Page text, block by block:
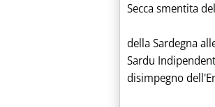
Secca smentita
della Sardegna
Sardu
disimpegno